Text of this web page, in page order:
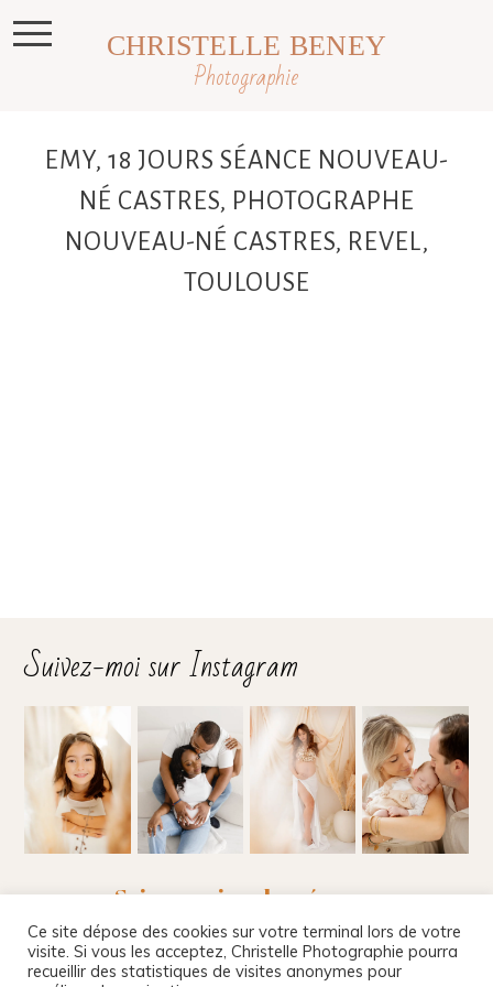
Photographie
CHRISTELLE BENEY
EMY, 18 JOURS SÉANCE NOUVEAU-
NÉ CASTRES, PHOTOGRAPHE
NOUVEAU-NÉ CASTRES, REVEL,
TOULOUSE
Suivez-moi sur Instagram
Suivez-moi sur les réseaux
Ce site dépose des cookies sur votre terminal lors de votre
visite. Si vous les acceptez, Christelle Photographie pourra
recueillir des statistiques de visites anonymes pour